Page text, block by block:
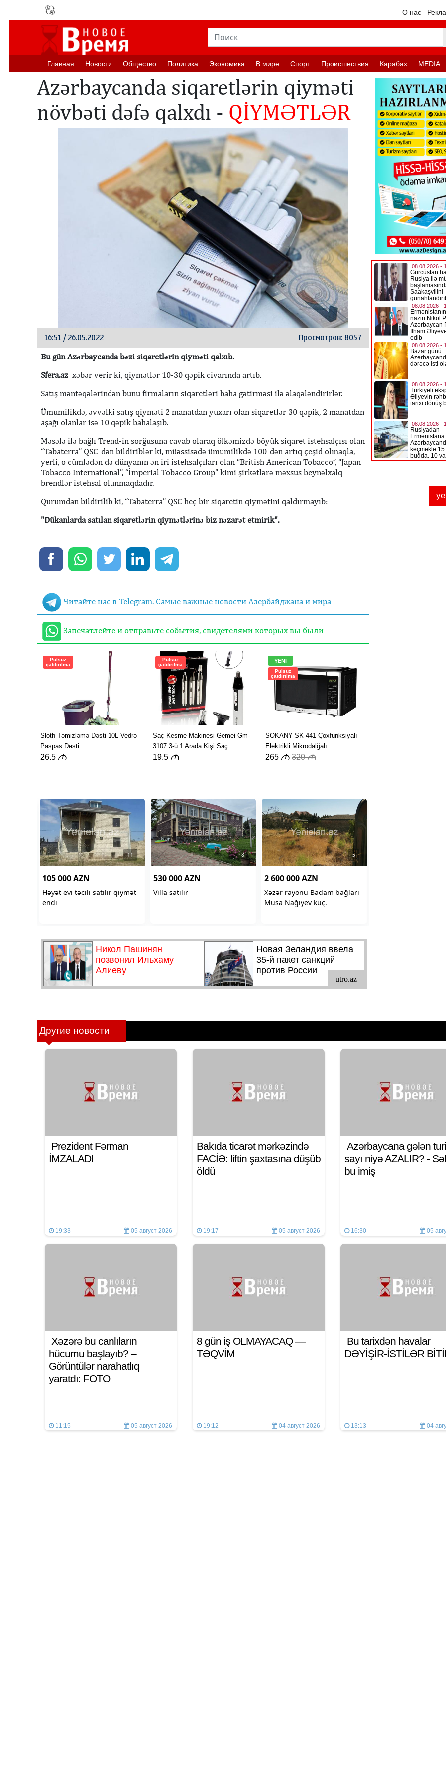
О нас
Главная Новости Oбщество Политика Экономика В мире Спорт Происшествия Карабах MEDIA
Azərbaycanda siqaretlərin qiyməti
növbəti dəfə qalxdı - QİYMƏTLƏR
16:51 / 26.05.2022 Просмотров: 8057
Bu gün Azərbaycanda bəzi siqaretlərin qiyməti qalxıb.
Sfera.az xəbər verir ki, qiymətlər 10-30 qəpik civarında artıb.
Satış məntəqələrindən bunu firmaların siqaretləri baha gətirməsi ilə əlaqələndirirlər.
Ümumilikdə, əvvəlki satış qiyməti 2 manatdan yuxarı olan siqaretlər 30 qəpik, 2 manatdan
aşağı olanlar isə 10 qəpik bahalaşıb.
Məsələ ilə bağlı Trend-in sorğusuna cavab olaraq ölkəmizdə böyük siqaret istehsalçısı olan
“Tabaterra” QSC-dən bildiriblər ki, müəssisədə ümumilikdə 100-dən artıq çeşid olmaqla,
yerli, o cümlədən də dünyanın ən iri istehsalçıları olan “British American Tobacco”, “Japan
Tobacco International”, “İmperial Tobacco Group” kimi şirkətlərə məxsus beynəlxalq
brendlər istehsal olunmaqdadır.
Qurumdan bildirilib ki, “Tabaterra” QSC heç bir siqaretin qiymətini qaldırmayıb:
"Dükanlarda satılan siqaretlərin qiymətlərinə biz nəzarət etmirik".
Читайте нас в Telegram. Самые важные новости Азербайджана и мира
Запечатлейте и отправьте события, свидетелями которых вы были
Другие новости
Prezident Fərman
İMZALADI
19:33 05 август 2026
Bakıda ticarət mərkəzində
FACİƏ: liftin şaxtasına düşüb
öldü
19:17 05 август 2026
Azərbaycana gələn
sayı niyə AZALIR? -
bu imiş
16:30 05
Xəzərə bu canlıların
hücumu başlayıb? –
Görüntülər narahatlıq
yaratdı: FOTO
11:15 05 август 2026
8 gün iş OLMAYACAQ —
TƏQVİM
19:12 04 август 2026
Bu tarixdən havalar
DƏYİŞİR-İSTİLƏR
13:13 04